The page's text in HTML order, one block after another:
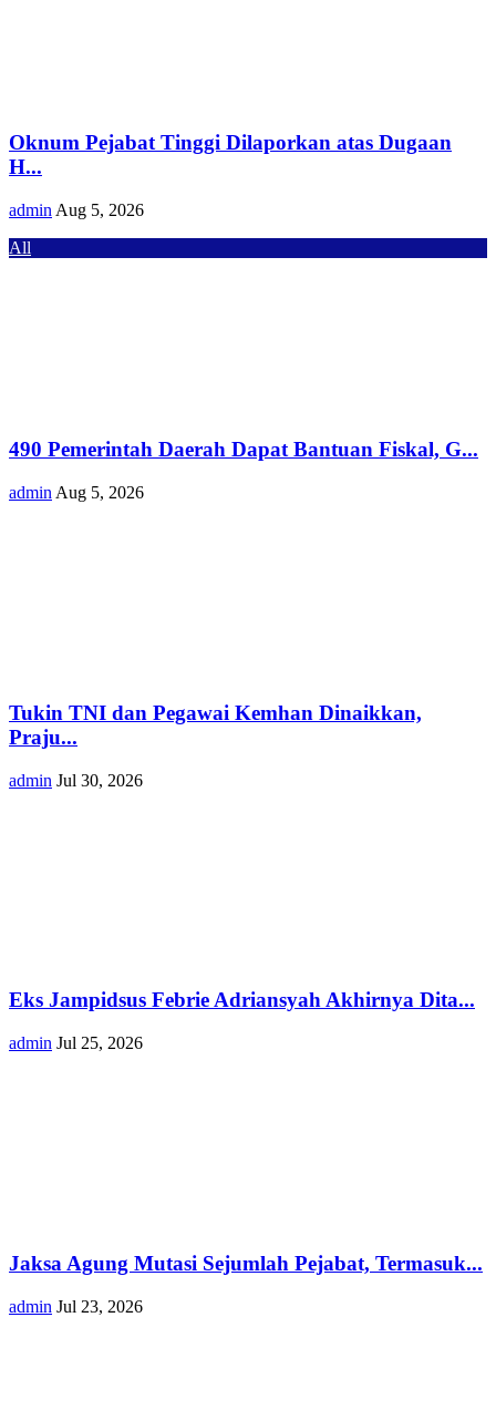
Oknum Pejabat Tinggi Dilaporkan atas Dugaan
H...
admin Aug 5, 2026
All
490 Pemerintah Daerah Dapat Bantuan Fiskal, G...
admin Aug 5, 2026
Tukin TNI dan Pegawai Kemhan Dinaikkan,
Praju...
admin Jul 30, 2026
Eks Jampidsus Febrie Adriansyah Akhirnya Dita...
admin Jul 25, 2026
Jaksa Agung Mutasi Sejumlah Pejabat, Termasuk...
admin Jul 23, 2026